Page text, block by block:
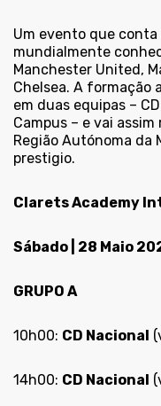
Um evento que
mundialmente
Manchester United,
Chelsea. A formação
em duas equipas –
Campus – e vai
Região Autónoma da
prestigio.
Clarets Academy
Sábado | 28 Maio
GRUPO A
10h00: CD Nacional
14h00: CD Nacional